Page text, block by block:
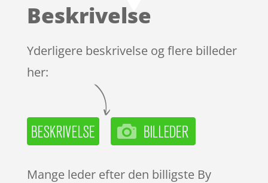
kundebedøm
Beskrivelse
Yderligere beskrivelse og flere billeder
her:
Mange leder efter den billigste By